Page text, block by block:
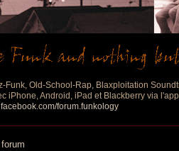
Funk, Old-School-Rap, Blaxploitation
iPhone, Android, iPad et Blackberry via
facebook.com/forum.funkology